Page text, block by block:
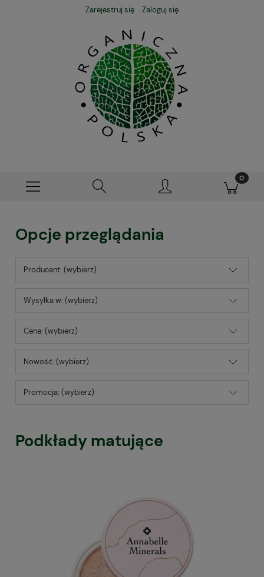
Zarejestruj się Zaloguj się
Opcje przeglądania
Producent: (wybierz)
Wysyłka w: (wybierz)
Cena: (wybierz)
Nowość: (wybierz)
Promocja: (wybierz)
Podkłady matujące